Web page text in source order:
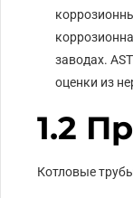
заводах.
оценки из
1.2
Котловые